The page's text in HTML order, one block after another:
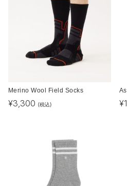
Merino Wool Field Socks
¥3,300 (税込) ¥